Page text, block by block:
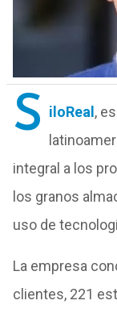
S iloReal ,
integral a los
los granos
uso de
La empresa
clientes, 221